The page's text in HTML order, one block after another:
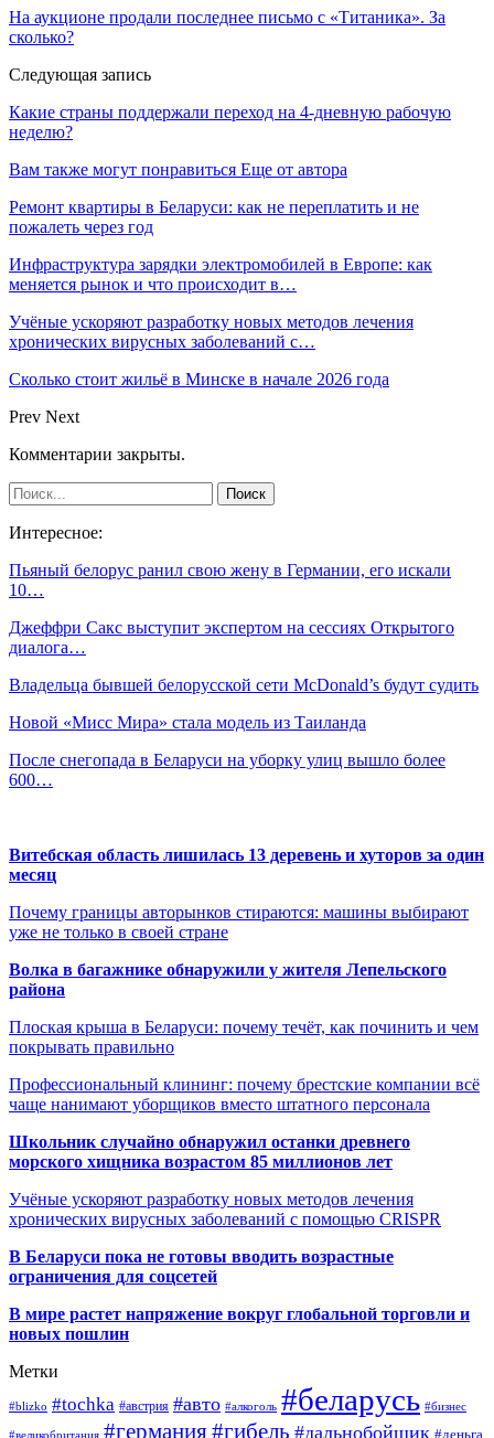
На аукционе продали последнее письмо с «Титаника». За
сколько?
Следующая запись
Какие страны поддержали переход на 4-дневную рабочую
неделю?
Вам также могут понравиться Еще от автора
Ремонт квартиры в Беларуси: как не переплатить и не
пожалеть через год
Инфраструктура зарядки электромобилей в Европе: как
меняется рынок и что происходит в…
Учёные ускоряют разработку новых методов лечения
хронических вирусных заболеваний с…
Сколько стоит жильё в Минске в начале 2026 года
Prev Next
Комментарии закрыты.
Интересное:
Пьяный белорус ранил свою жену в Германии, его искали
10…
Джеффри Сакс выступит экспертом на сессиях Открытого
диалога…
Владельца бывшей белорусской сети McDonald’s будут судить
Новой «Мисс Мира» стала модель из Таиланда
После снегопада в Беларуси на уборку улиц вышло более
600…
Витебская область лишилась 13 деревень и хуторов за один
месяц
Почему границы авторынков стираются: машины выбирают
уже не только в своей стране
Волка в багажнике обнаружили у жителя Лепельского
района
Плоская крыша в Беларуси: почему течёт, как починить и чем
покрывать правильно
Профессиональный клининг: почему брестские компании всё
чаще нанимают уборщиков вместо штатного персонала
Школьник случайно обнаружил останки древнего
морского хищника возрастом 85 миллионов лет
Учёные ускоряют разработку новых методов лечения
хронических вирусных заболеваний с помощью CRISPR
В Беларуси пока не готовы вводить возрастные
ограничения для соцсетей
В мире растет напряжение вокруг глобальной торговли и
новых пошлин
Метки
#blizko #tochka #австрия #авто #алкоголь #беларусь #бизнес
#великобритания #германия#гибель #дальнобойщик #деньга